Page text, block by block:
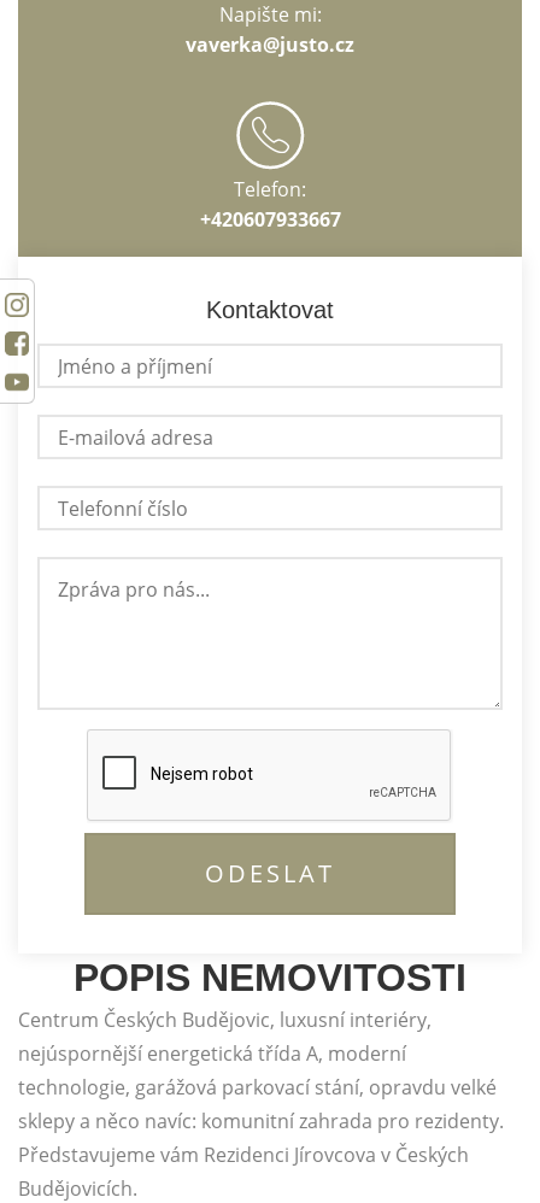
Napište mi:
vaverka@justo.cz
Telefon:
+420607933667
Kontaktovat
POPIS NEMOVITOSTI
Centrum Českých Budějovic, luxusní interiéry,
nejúspornější energetická třída A, moderní
technologie, garážová parkovací stání, opravdu velké
sklepy a něco navíc: komunitní zahrada pro rezidenty.
Představujeme vám Rezidenci Jírovcova v Českých
Budějovicích.